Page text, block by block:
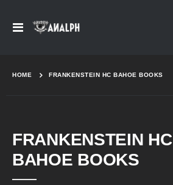
Navigation
HOME FRANKENSTEIN HC BAHOE BOOKS
FRANKENSTEIN HC
BAHOE BOOKS
to
the
end
to
the
beginning